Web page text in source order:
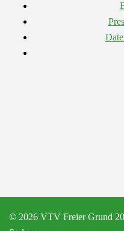
© 2026 VTV Freier Grund